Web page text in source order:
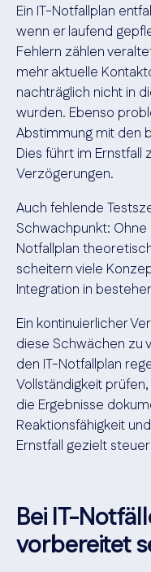
Ein IT-Notfallplan
wenn er laufend
Fehlern zählen
mehr aktuelle
nachträglich nicht in
wurden. Ebenso
Abstimmung mit den
Dies führt im Ernstfall
Verzögerungen.
Auch fehlende
Schwachpunkt:
Notfallplan
scheitern viele
Integration in
Ein kontinuierlicher
diese Schwächen zu
den IT-Notfallplan
Vollständigkeit
die Ergebnisse
Reaktionsfähigkeit
Ernstfall gezielt
Bei IT-
vorbereitet